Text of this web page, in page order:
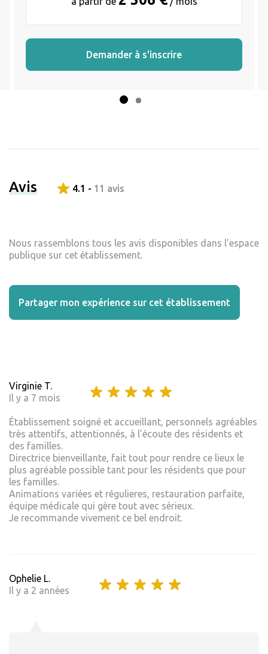
Demander à s'inscrire
Avis 4.1 - 11 avis
Nous rassemblons tous les avis disponibles dans l'espace
publique sur cet établissement.
Partager mon expérience sur cet établissement
Virginie T.
Il y a 7 mois
Établissement soigné et accueillant, personnels agréables
très attentifs, attentionnés, à l'écoute des résidents et
des familles.
Directrice bienveillante, fait tout pour rendre ce lieux le
plus agréable possible tant pour les résidents que pour
les familles.
Animations variées et régulieres, restauration parfaite,
équipe médicale qui gère tout avec sérieux.
Je recommande vivement ce bel endroit.
Ophelie L.
Il y a 2 années